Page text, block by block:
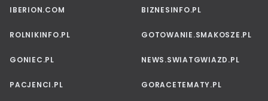
IBERION.COM BIZNESINFO.PL
ROLNIKINFO.PL GOTOWANIE.SMAKOSZE.PL
GONIEC.PL NEWS.SWIATGWIAZD.PL
PACJENCI.PL GORACETEMATY.PL